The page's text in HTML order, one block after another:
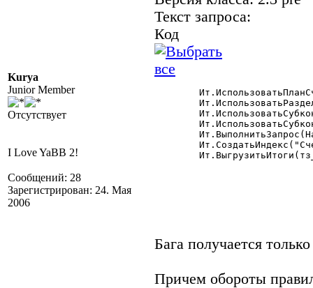
Kurya
Junior Member
Отсутствует
I Love YaBB 2!
Сообщений: 28
Зарегистрирован: 24. Мая
2006
Текст запроса:
Код
Бага получается
Причем обороты